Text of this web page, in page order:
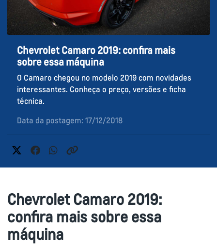
Chevrolet Camaro 2019: confira mais
sobre essa máquina
O Camaro chegou no modelo 2019 com novidades
interessantes. Conheça o preço, versões e ficha
técnica.
Data da postagem: 17/12/2018
Chevrolet Camaro 2019:
confira mais sobre essa
máquina